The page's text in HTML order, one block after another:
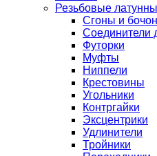
Резьбовые
Сгоны и
Соединители
Футорки
Муфты
Ниппели
Крестовины
Угольники
Контргайки
Эксцентрики
Удлинители
Тройники